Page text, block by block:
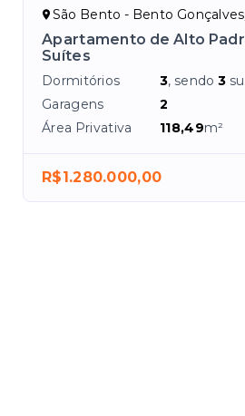
São Bento - Bento
Apartamento de Alto
Suítes
Dormitórios 3, sendo3
Garagens
2
Área Privativa
118,49m²
R$1.280.000,00